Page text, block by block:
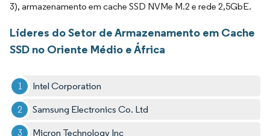
3), armazenamento em cache SSD NVMe M.2 e rede 2,5GbE.
Líderes do Setor de Armazenamento em Cache
SSD no Oriente Médio e África
Intel Corporation
Samsung Electronics Co. Ltd
Micron Technology Inc